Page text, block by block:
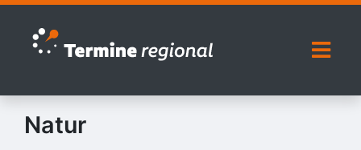
Zur Navigation springen
Zum Inhalt springen
Natur